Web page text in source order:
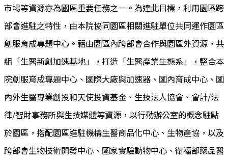
市場等資源亦為園區重要任務之一。為達此目標，利用園區跨
部會進駐之特性，由本院協同園區相關進駐單位共同運作園區
創服育成專題中心。藉由園區內跨部會合作與園區外資源，共
組「生醫新創加速基地」，打造「生醫產業生態系」，整合本
院創服育成專題中心、國際大廠與加速器、國內育成中心、國
內外生醫專業創投和天使投資基金、生技法人協會、會計/法
律/智財事務所與生技媒體等資源，以行動辦公室的概念駐點
於園區，搭配園區進駐機構生醫商品化中心、生物產協，以及
跨部會生物技術開發中心、國家實驗動物中心、衛福部藥品醫